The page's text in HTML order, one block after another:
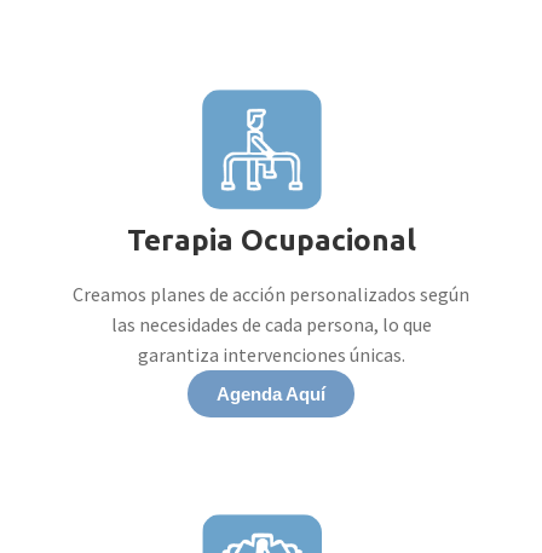
Terapia Ocupacional
Creamos planes de acción personalizados según
las necesidades de cada persona, lo que
garantiza intervenciones únicas.
Agenda Aquí